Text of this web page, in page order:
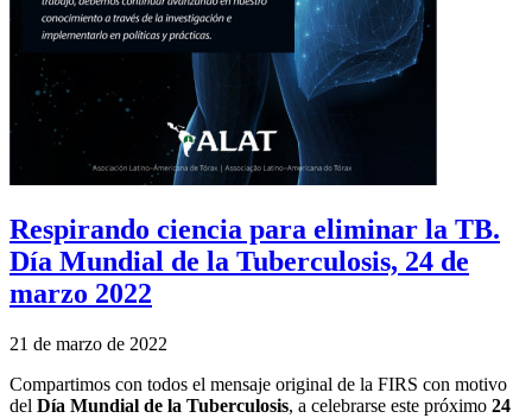
Respirando ciencia para eliminar la TB.
Día Mundial de la Tuberculosis, 24 de
marzo 2022
21 de marzo de 2022
Compartimos con todos el mensaje original de la FIRS con motivo
del Día Mundial de la Tuberculosis, a celebrarse este próximo 24